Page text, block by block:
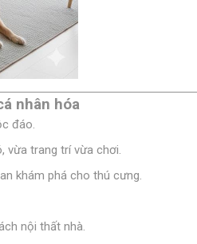
nhân hóa
đáo.
vừa trang trí vừa chơi.
khám phá cho thú cưng.
nội thất nhà.